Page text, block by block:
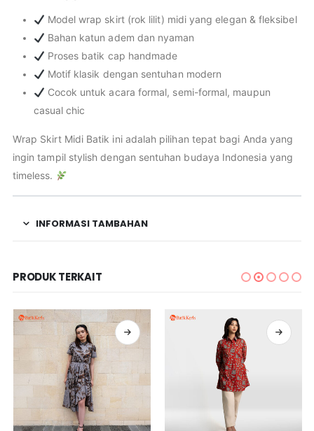
Model wrap skirt (rok lilit) midi yang elegan & fleksibel
Bahan katun adem dan nyaman
Proses batik cap handmade
Motif klasik dengan sentuhan modern
Cocok untuk acara formal, semi-formal, maupun
casual chic
Wrap Skirt Midi Batik ini adalah pilihan tepat bagi Anda yang
ingin tampil stylish dengan sentuhan budaya Indonesia yang
timeless.
INFORMASI TAMBAHAN
PRODUK TERKAIT